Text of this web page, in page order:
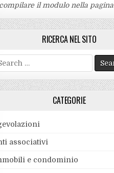
il modulo nella pagina
RICERCA NEL SITO
CATEGORIE
associativi
e condominio